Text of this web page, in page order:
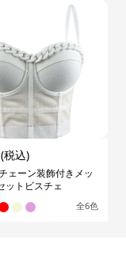
(税込)
ェーン装飾付きメッ
ットビスチェ
全6色